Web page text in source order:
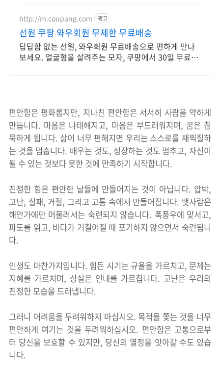
http://m.coupang.com 광고
선원 쿠팡 와우회원 무제한 무료배송
답답함 없는 선원, 와우회원 무료배송으로 편하게 만나
보세요. 얼굴형을 살려주는 모자, 쿠팡에서 30일 무료반
편안함은 평화롭지만, 지나친 편안함은 서서히 사람을 약하게
만듭니다. 마음은 나태해지고, 마음은 부드러워지며, 꿈은 침
묵하게 됩니다. 삶이 너무 편해지면 우리는 스스로를 채찍질하
는 것을 멈춥니다. 배우는 것도, 성장하는 것도 멈추고, 자신이
될 수 있는 것보다 못한 것에 만족하기 시작합니다.
진정한 힘은 편안한 날들에 만들어지는 것이 아닙니다. 압박,
고난, 실패, 거절, 그리고 고통 속에서 만들어집니다. 뱃사람은
해안가에만 머물러서는 숙련되지 않습니다. 폭풍우에 맞서고,
파도를 읽고, 바다가 거칠어질 때 포기하지 않으면서 숙련됩니
다.
인생도 마찬가지입니다. 힘든 시기는 규율을 가르치고, 문제는
지혜를 가르치며, 상실은 인내를 가르칩니다. 고난은 우리의
진정한 모습을 드러냅니다.
그러니 어려움을 두려워하지 마십시오. 목적을 쫓는 것을 너무
편안하게 여기는 것을 두려워하십시오. 편안함은 고통으로부
터 당신을 보호할 수 있지만, 당신의 열정을 앗아갈 수도 있습
니다.